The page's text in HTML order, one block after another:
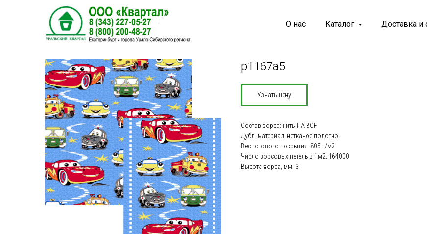
О нас Каталог Доставка и
p1167a5
Узнать цену
Состав ворса: нить ПА BCF
Дубл. материал: нетканое полотно
Вес готового покрытия: 805 г/м2
Число ворсовых петель в 1м2: 164000
Высота ворса, мм: 3